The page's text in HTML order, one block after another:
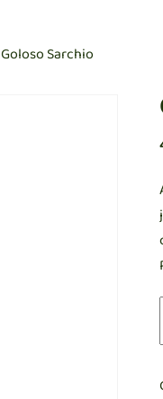
Sarchio